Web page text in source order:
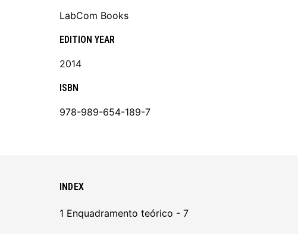
LabCom Books
EDITION YEAR
2014
ISBN
978-989-654-189-7
INDEX
1 Enquadramento teórico - 7